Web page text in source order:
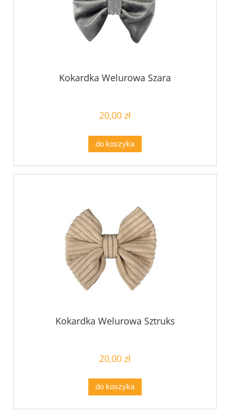
Kokardka Welurowa Szara
20,00 zł
do koszyka
Kokardka Welurowa Sztruks
20,00 zł
do koszyka